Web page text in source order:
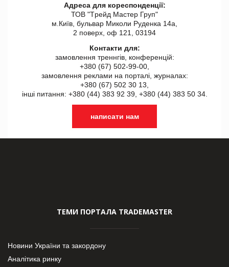
Адреса для кореспонденції:
ТОВ "Tрейд Мастер Груп"
м.Київ, бульвар Миколи Руденка 14а,
2 поверх, оф 121, 03194
Контакти для:
замовлення треннгів, конференцій:
+380 (67) 502-99-00,
замовлення реклами на порталі, журналах:
+380 (67) 502 30 13,
інші питання: +380 (44) 383 92 39, +380 (44) 383 50 34.
написати нам
ТЕМИ ПОРТАЛА TRADEMASTER
Новини України та закордону
Аналітика ринку